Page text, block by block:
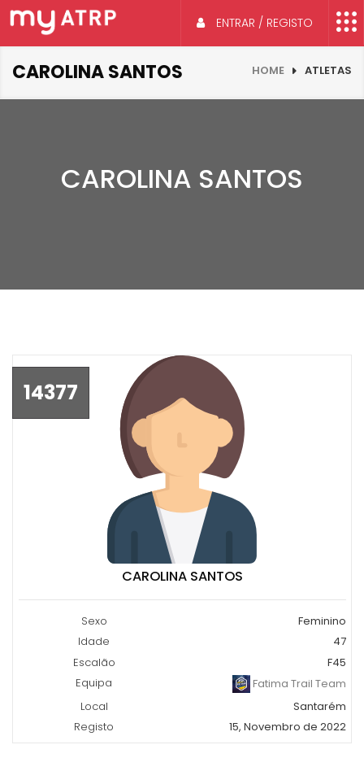
ENTRAR / REGISTO
CAROLINA SANTOS HOME ATLETAS
CAROLINA SANTOS
14377
CAROLINA SANTOS
Sexo
Feminino
Idade
47
Escalão
F45
Equipa
Fatima Trail Team
Local
Santarém
Registo
15, Novembro de 2022